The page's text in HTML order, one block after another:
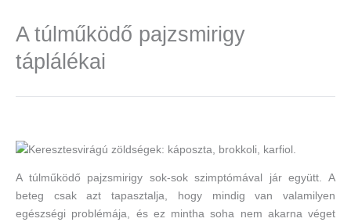
A túlműködő pajzsmirigy
táplálékai
A túlműködő pajzsmirigy sok-sok szimptómával jár együtt. A
beteg csak azt tapasztalja, hogy mindig van valamilyen
egészségi problémája, és ez mintha soha nem akarna véget